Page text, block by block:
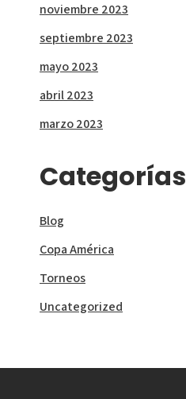
noviembre 2023
septiembre 2023
mayo 2023
abril 2023
marzo 2023
Categorías
Blog
Copa América
Torneos
Uncategorized